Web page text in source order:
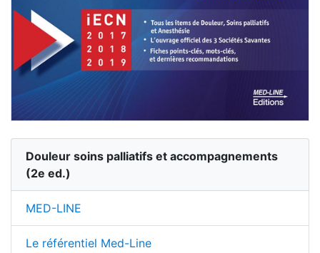
Douleur soins palliatifs et accompagnements
(2e ed.)
MED-LINE
Le référentiel Med-Line